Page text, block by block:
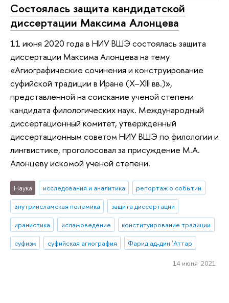
Состоялась защита кандидатской
диссертации Максима Алонцева
11 июня 2020 года в НИУ ВШЭ состоялась защита
диссертации Максима Алонцева на тему
«Агиографические сочинения и конструирование
суфийской традиции в Иране (X–XIII вв.)»,
представленной на соискание ученой степени
кандидата филологических наук. Международный
диссертационный комитет, утвержденный
диссертационным советом НИУ ВШЭ по филологии и
лингвистике, проголосовал за присуждение М.А.
Алонцеву искомой ученой степени.
Наука исследования и аналитика
репортаж о событии
внутриисламская полемика
защита диссертации
иранистика
исламоведение
конституирование традиции
суфизм
суфийская агиография Фарид ад-дин ʻАттар
14 июня 2021